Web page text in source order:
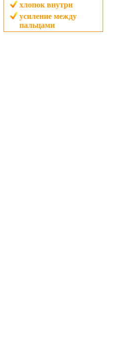
хлопок внутри
усиление между
пальцами